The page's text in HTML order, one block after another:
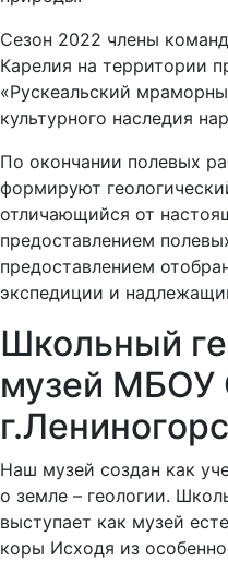
Сезон 2022 члены
Карелия на территории
«Рускеальский
культурного наследия
По окончании полевых
формируют
отличающийся от
предоставлением
предоставлением
экспедиции и
Школьный
музей
Наш музей создан как
о земле – геологии.
выступает как музей
коры Исходя из